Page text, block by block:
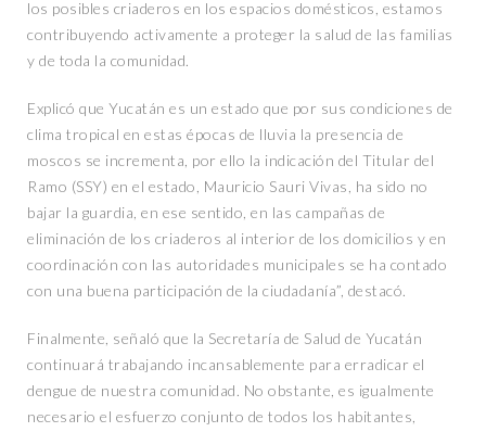
los posibles criaderos en los espacios domésticos, estamos
contribuyendo activamente a proteger la salud de las familias
y de toda la comunidad.
Explicó que Yucatán es un estado que por sus condiciones de
clima tropical en estas épocas de lluvia la presencia de
moscos se incrementa, por ello la indicación del Titular del
Ramo (SSY) en el estado, Mauricio Sauri Vivas, ha sido no
bajar la guardia, en ese sentido, en las campañas de
eliminación de los criaderos al interior de los domicilios y en
coordinación con las autoridades municipales se ha contado
con una buena participación de la ciudadanía”, destacó.
Finalmente, señaló que la Secretaría de Salud de Yucatán
continuará trabajando incansablemente para erradicar el
dengue de nuestra comunidad. No obstante, es igualmente
necesario el esfuerzo conjunto de todos los habitantes,